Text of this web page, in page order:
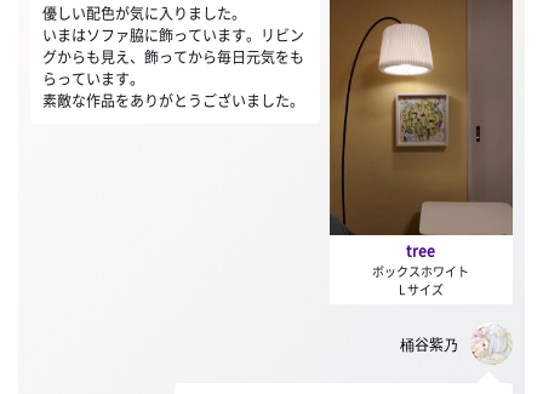
優しい配色が気に入りました。
いまはソファ脇に飾っています。リビン
グからも見え、飾ってから毎日元気をも
らっています。
素敵な作品をありがとうございました。
tree
ボックスホワイト
L サイズ
桶谷紫乃